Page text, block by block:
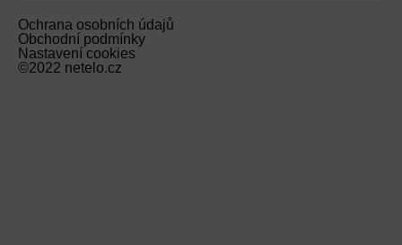
Ochrana osobních údajů
Obchodní podmínky
Nastavení cookies
©2022 netelo.cz